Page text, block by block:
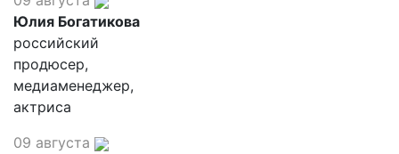
Юлия Богатикова
российский
продюсер,
медиаменеджер,
актриса
09 августа